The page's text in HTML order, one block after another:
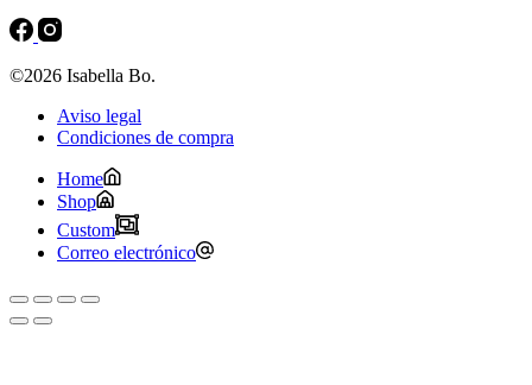
©2026 Isabella Bo.
Aviso legal
Condiciones de compra
Home
Shop
Custom
Correo electrónico